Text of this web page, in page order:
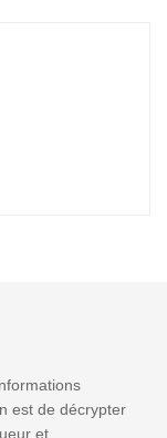
est de décrypter
et